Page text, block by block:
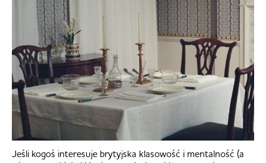
Jeśli kogoś interesuje brytyjska klasowość i mentalność (a